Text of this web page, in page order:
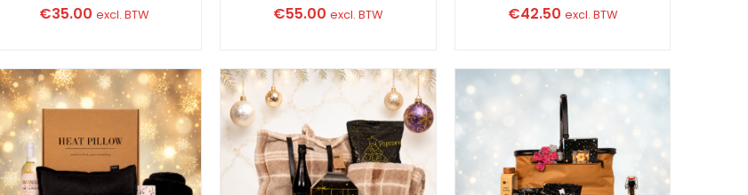
€35.00 excl. BTW €55.00 excl. BTW €42.50 excl. BTW